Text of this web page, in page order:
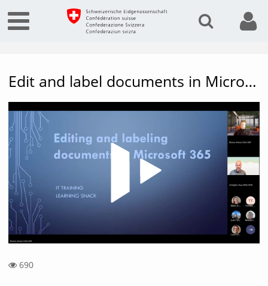
Edit and label documents in Microsoft 365
690